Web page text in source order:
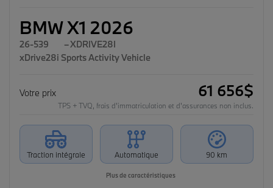
BMW X1 2026
26-539
– XDRIVE28I
xDrive28i Sports Activity Vehicle
Votre prix 61 656$
TPS + TVQ, frais d'immatriculation et d'assurances non inclus.
Traction intégrale Automatique 90 km
Plus de caractéristiques